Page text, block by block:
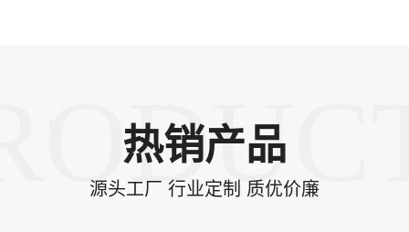
热销产品
源头工厂 行业定制 质优价廉